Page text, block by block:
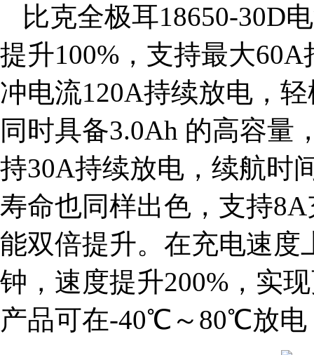
比克全极耳18650-30D
提升100%，支持最大
冲电流120A持续放电，
同时具备3.0Ah 的高容量
持30A持续放电，续航时
寿命也同样出色，支持
能双倍提升。在充电速度
钟，速度提升200%，实
产品可在-40℃～80℃放电